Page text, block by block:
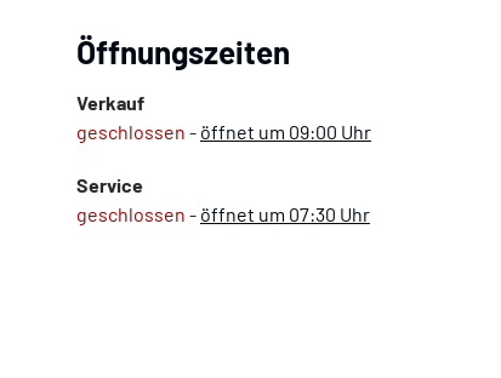
Öffnungszeiten
Verkauf
geschlossen - öffnet um 09:00 Uhr
Service
geschlossen - öffnet um 07:30 Uhr